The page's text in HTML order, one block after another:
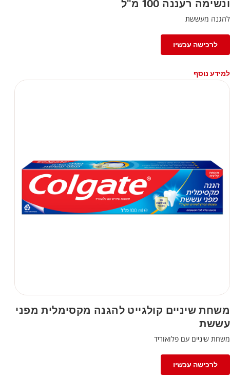
ונשימה רעננה 100 מ"ל
להגנה מעששת
לרכישה עכשיו
למידע נוסף
משחת שיניים קולגייט להגנה מקסימלית מפני
עששת
משחת שיניים עם פלואוריד
לרכישה עכשיו